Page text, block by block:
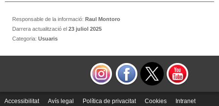
Responsable de la informació: Raul Montoro
Darrera actualització el 23 juliol 2025
Categoria: Usuaris
Accessibilitat Avís legal Política de privacitat Cookies Intranet